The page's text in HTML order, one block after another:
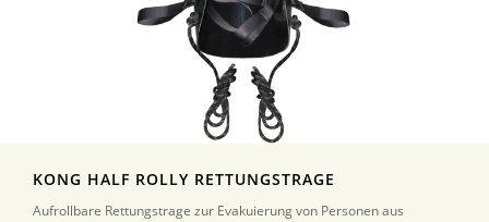
KONG HALF ROLLY RETTUNGSTRAGE
Aufrollbare Rettungstrage zur Evakuierung von Personen aus